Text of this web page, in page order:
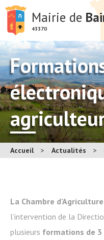
Mairie de
43370
Accueil > Actualités >
La Chambre
l’intervention de la
plusieurs formations de 3